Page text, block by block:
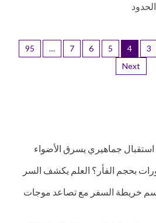
3
4
5
6
7
…
95
Next
جماهيري يسرق الأضواء
بحجم الفأر؟ العلم يكشف السر
رسم خريطة السفر مع تصاعد موجات